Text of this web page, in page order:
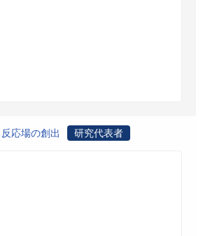
応場の創出 研究代表者